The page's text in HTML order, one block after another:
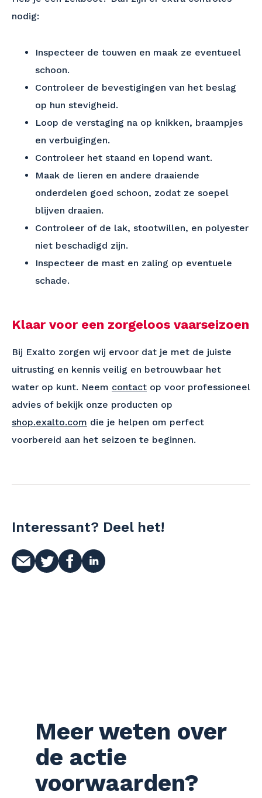
nodig:
Inspecteer de touwen en maak ze eventueel
schoon.
Controleer de bevestigingen van het beslag
op hun stevigheid.
Loop de verstaging na op knikken, braampjes
en verbuigingen.
Controleer het staand en lopend want.
Maak de lieren en andere draaiende
onderdelen goed schoon, zodat ze soepel
blijven draaien.
Controleer of de lak, stootwillen, en polyester
niet beschadigd zijn.
Inspecteer de mast en zaling op eventuele
schade.
Klaar voor een zorgeloos vaarseizoen
Bij Exalto zorgen wij ervoor dat je met de juiste
uitrusting en kennis veilig en betrouwbaar het
water op kunt. Neem contact op voor professioneel
advies of bekijk onze producten op
shop.exalto.com die je helpen om perfect
voorbereid aan het seizoen te beginnen.
Interessant? Deel het!
Meer weten over
de actie
voorwaarden?